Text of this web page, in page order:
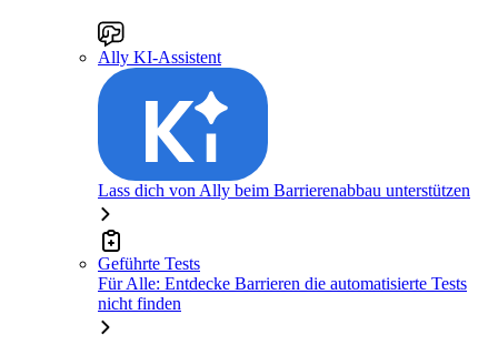
Ally KI-Assistent
Lass dich von Ally beim Barrierenabbau unterstützen
Geführte Tests
Für Alle: Entdecke Barrieren die automatisierte Tests
nicht finden